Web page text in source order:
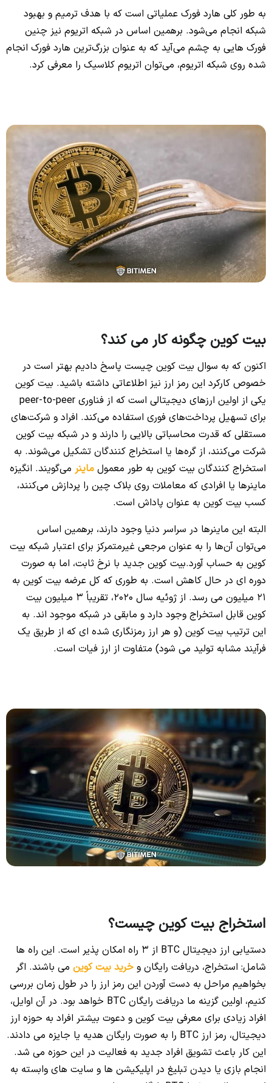
به طور کلی هارد فورک عملیاتی است که با هدف ترمیم و بهبود
شبکه انجام می‌شود. برهمین اساس در شبکه اتریوم نیز چنین
فورک هایی به چشم می‌آید که به عنوان بزرگ‌ترین هارد فورک انجام
شده روی شبکه اتریوم، می‌توان اتریوم کلاسیک را معرفی کرد.
بیت کوین چگونه کار می کند؟
اکنون که به سوال بیت کوین چیست پاسخ دادیم بهتر است در
خصوص کارکرد این رمز ارز نیز اطلاعاتی داشته باشید. بیت کوین
یکی از اولین ارزهای دیجیتالی است که از فناوری peer-to-peer
برای تسهیل پرداخت‌های فوری استفاده می‌کند. افراد و شرکت‌های
مستقلی که قدرت محاسباتی بالایی را دارند و در شبکه بیت کوین
شرکت می‌کنند، از گره‌ها یا استخراج کنندگان تشکیل می‌شوند. به
استخراج کنندگان بیت کوین به طور معمول ماینر می‌گویند. انگیزه
ماینرها یا افرادی که معاملات روی بلاک چین را پردازش می‌کنند،
کسب بیت کوین به عنوان پاداش است.
البته این ماینرها در سراسر دنیا وجود دارند، برهمین اساس
می‌توان آن‌ها را به عنوان مرجعی غیرمتمرکز برای اعتبار شبکه بیت
کوین به حساب آورد.بیت کوین جدید با نرخ ثابت، اما به صورت
دوره ای در حال کاهش است. به طوری که کل عرضه بیت کوین به
21 میلیون می رسد. از ژوئیه سال 2020، تقریباً 3 میلیون بیت
کوین قابل استخراج وجود دارد و مابقی در شبکه موجود اند. به
این ترتیب بیت کوین (و هر ارز رمزنگاری شده ای که از طریق یک
فرآیند مشابه تولید می شود) متفاوت از ارز فیات است.
استخراج بیت کوین چیست؟
دستیابی ارز دیجیتال BTC از 3 راه امکان پذیر است. این راه ها
شامل: استخراج، دریافت رایگان و خرید بیت کوین می باشند. اگر
بخواهیم مراحل به دست آوردن این رمز ارز را در طول زمان بررسی
کنیم، اولین گزینه ما دریافت رایگان BTC خواهد بود. در آن اوایل،
افراد زیادی برای معرفی بیت کوین و دعوت بیشتر افراد به حوزه ارز
دیجیتال، رمز ارز BTC را به صورت رایگان هدیه یا جایزه می دادند.
این کار باعث تشویق افراد جدید به فعالیت در این حوزه می شد.
انجام بازی یا دیدن تبلیغ در اپلیکیشن ها و سایت های وابسته به